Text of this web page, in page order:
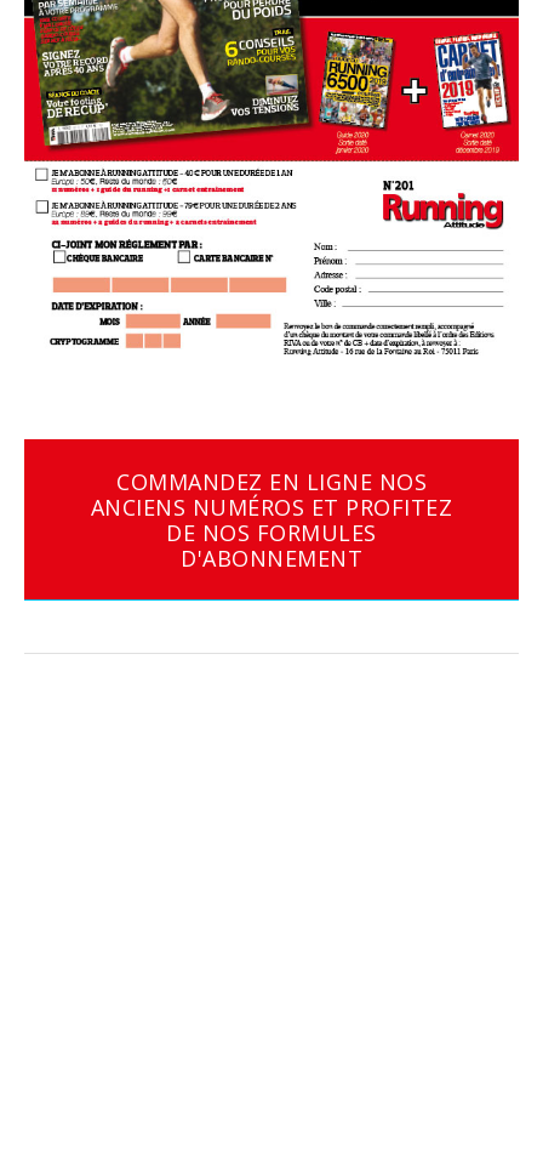
COMMANDEZ EN LIGNE NOS
ANCIENS NUMÉROS ET PROFITEZ
DE NOS FORMULES
D'ABONNEMENT